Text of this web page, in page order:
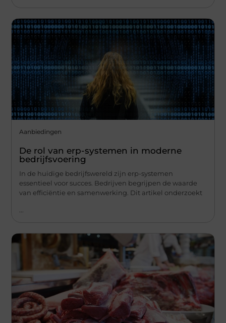
Aanbiedingen
De rol van erp-systemen in moderne
bedrijfsvoering
In de huidige bedrijfswereld zijn erp-systemen
essentieel voor succes. Bedrijven begrijpen de waarde
van efficiëntie en samenwerking. Dit artikel onderzoekt